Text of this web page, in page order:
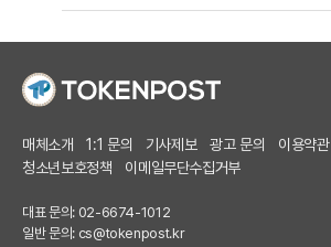
매체소개 1:1 문의 기사제보 광고 문의 이용약관
청소년보호정책
이메일무단수집거부
대표 문의: 02-6674-1012
일반 문의: cs@tokenpost.kr